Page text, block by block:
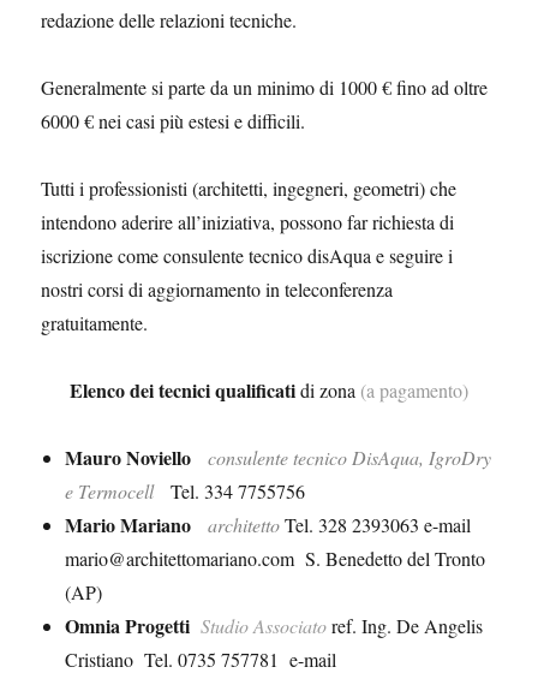
redazione delle relazioni tecniche.
Generalmente si parte da un minimo di 1000 € fino ad oltre
6000 € nei casi più estesi e difficili.
Tutti i professionisti (architetti, ingegneri, geometri) che
intendono aderire all’iniziativa, possono far richiesta di
iscrizione come consulente tecnico disAqua e seguire i
nostri corsi di aggiornamento in teleconferenza
gratuitamente.
Elenco dei tecnici qualificatidi zona (a pagamento)
Mauro Noviello
consulente tecnico DisAqua, IgroDry
e TermocellTel. 334 7755756
Mario Mariano architettoTel. 328 2393063 e-mail
mario@architettomariano.com S. Benedetto del Tronto
(AP)
Omnia Progetti Studio Associatoref. Ing. De Angelis
Cristiano Tel. 0735 757781 e-mail